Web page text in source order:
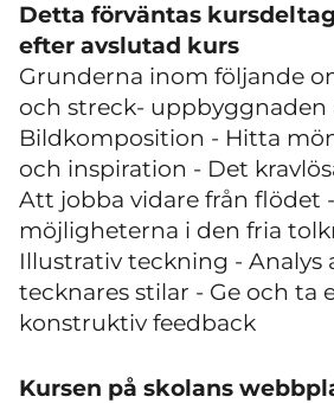
Detta förväntas
efter avslutad kurs
Grunderna inom följande
och streck- uppbyggnaden
Bildkomposition - Hitta
och inspiration - Det
Att jobba vidare från flödet
möjligheterna i den fria
Illustrativ teckning - Analys
tecknares stilar - Ge och ta
konstruktiv feedback
Kursen på skolans